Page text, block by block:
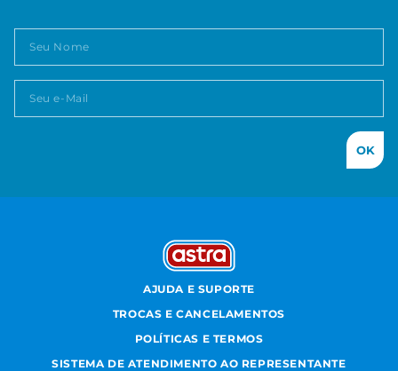
OK
AJUDA E SUPORTE
TROCAS E CANCELAMENTOS
POLÍTICAS E TERMOS
SISTEMA DE ATENDIMENTO AO REPRESENTANTE